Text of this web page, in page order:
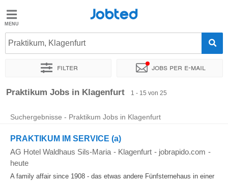
Jobted
Jobs
Jobted
Praktikum, Klagenfurt
Filter Jobs per e-mail
Sortieren nach Genauer Standort Unternehmen
Praktikum Jobs in Klagenfurt 1 - 15 von 25
Suchergebnisse - Praktikum Jobs in Klagenfurt
PRAKTIKUM IM SERVICE (a)
AG Hotel Waldhaus Sils-Maria - Klagenfurt - jobrapido.com -
heute
A family affair since 1908 - das etwas andere Fünfsternehaus in einer